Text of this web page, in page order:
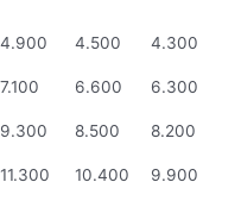
4.900 4.500 4.300
7.100 6.600 6.300
9.300 8.500 8.200
11.300 10.400 9.900